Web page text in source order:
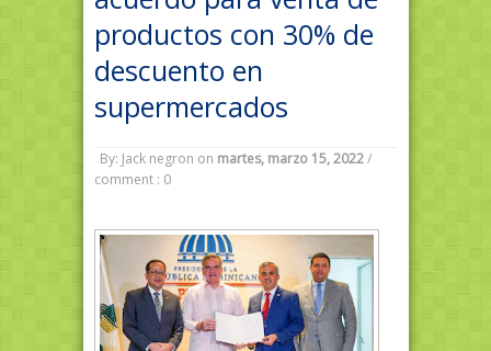
productos con 30% de
descuento en
supermercados
By: Jack negron on martes, marzo 15, 2022 /
comment : 0